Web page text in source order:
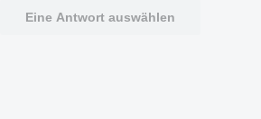
Eine Antwort auswählen